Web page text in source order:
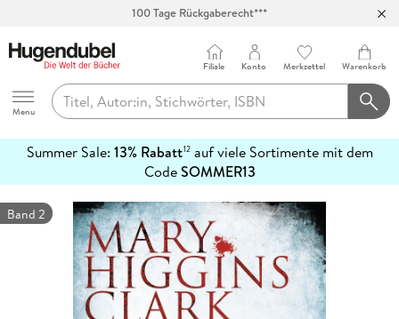
100 Tage Rückgaberecht***
Hugendubel
Menu
Filiale Konto Merkzettel Warenkorb
Summer Sale: 13% Rabatt12auf viele Sortimente mit dem
CodeSOMMER13
erfahren
Band 2